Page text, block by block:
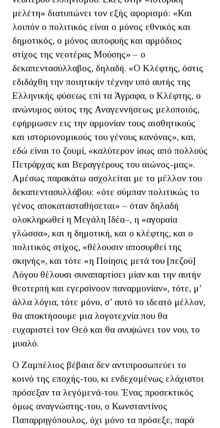
μελέτη» διατυπώνει τον εξής αφορισμό: «Και
λοιπόν ο πολιτικός είναι ο μόνος εθνικός και
δημοτικός, ο μόνος αυτοφυής και αρμόδιος
στίχος της νεοτέρας Μούσης» – ο
δεκαπεντασύλλαβος, δηλαδή. «Ο Κλέφτης, όστις
εδιδάχθη την ποιητικήν τέχνην υπό αυτής της
Ελληνικής φύσεως επί τα Άγραφα, ο Κλέφτης, ο
ανώνυμος ούτος της Αναγεννήσεως μελοποιός,
εφήρμωσεν εις την αρμονίαν τους αισθητικούς
και ιστοριονομικούς του γένους κανόνας», και,
εδώ είναι το ζουμί, «καλύτερον ίσως από πολλούς
Πετράρχας και Βεραγγέρους του αιώνος-μας».
Αμέσως παρακάτω ασχολείται με το μέλλον του
δεκαπεντασυλλάβου: «ότε σύμπαν πολιτικώς το
γένος αποκατασταθήσεται» – όταν δηλαδή
ολοκληρωθεί η Μεγάλη Ιδέα–, η «αγοραία
γλώσσα», και η δημοτική, και ο κλέφτης, και ο
πολιτικός στίχος, «θέλουσιν αποσυρθεί της
σκηνής», και τότε «η Ποίησις μετά του [πεζού]
Λόγου θέλουσι συναπαρτίσει μίαν και την αυτήν
θεοτερπή και εγερσίνοον παναρμονίαν», τότε, μ’
άλλα λόγια, τότε μόνο, σ’ αυτό το ιδεατό μέλλον,
θα αποκτήσουμε μια λογοτεχνία που θα
ευχαριστεί τον Θεό και θα ανυψώνει τον νου, το
μυαλό.
Ο Ζαμπέλιος βέβαια δεν αντιπροσωπεύει το
κοινό της εποχής-του, κι ενδεχομένως ελάχιστοι
πρόσεξαν τα λεγόμενά-του. Ένας προσεκτικός
όμως αναγνώστης-του, ο Κωνσταντίνος
Παπαρρηγόπουλος, όχι μόνο τα πρόσεξε, παρά